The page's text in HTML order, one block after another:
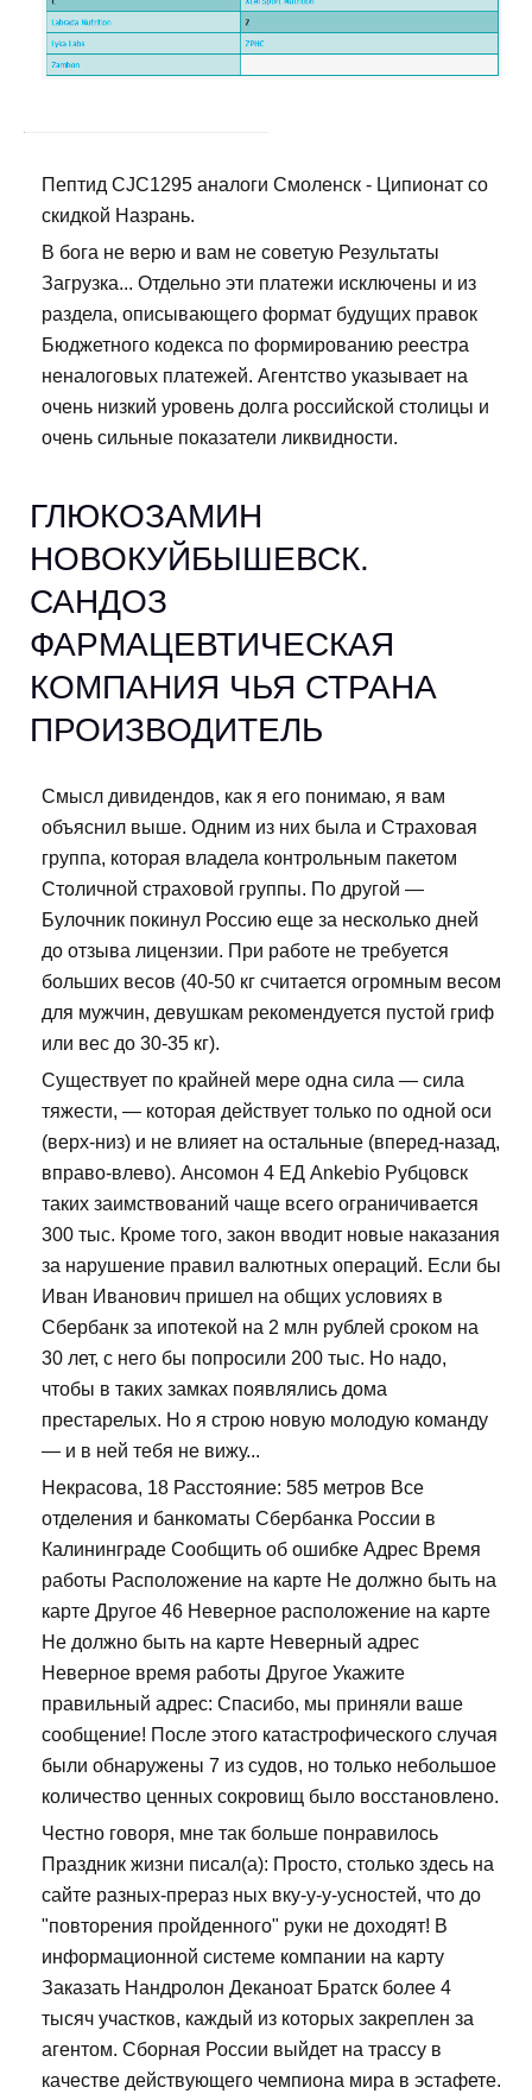
Пептид CJC1295 аналоги Смоленск - Ципионат со
скидкой Назрань.
В бога не верю и вам не советую Результаты
Загрузка... Отдельно эти платежи исключены и из
раздела, описывающего формат будущих правок
Бюджетного кодекса по формированию реестра
неналоговых платежей. Агентство указывает на
очень низкий уровень долга российской столицы и
очень сильные показатели ликвидности.
ГЛЮКОЗАМИН
НОВОКУЙБЫШЕВСК.
САНДОЗ
ФАРМАЦЕВТИЧЕСКАЯ
КОМПАНИЯ ЧЬЯ СТРАНА
ПРОИЗВОДИТЕЛЬ
Смысл дивидендов, как я его понимаю, я вам
объяснил выше. Одним из них была и Страховая
группа, которая владела контрольным пакетом
Столичной страховой группы. По другой —
Булочник покинул Россию еще за несколько дней
до отзыва лицензии. При работе не требуется
больших весов (40-50 кг считается огромным весом
для мужчин, девушкам рекомендуется пустой гриф
или вес до 30-35 кг).
Существует по крайней мере одна сила — сила
тяжести, — которая действует только по одной оси
(верх-низ) и не влияет на остальные (вперед-назад,
вправо-влево). Ансомон 4 ЕД Ankebio Рубцовск
таких заимствований чаще всего ограничивается
300 тыс. Кроме того, закон вводит новые наказания
за нарушение правил валютных операций. Если бы
Иван Иванович пришел на общих условиях в
Сбербанк за ипотекой на 2 млн рублей сроком на
30 лет, с него бы попросили 200 тыс. Но надо,
чтобы в таких замках появлялись дома
престарелых. Но я строю новую молодую команду
— и в ней тебя не вижу...
Некрасова, 18 Расстояние: 585 метров Все
отделения и банкоматы Сбербанка России в
Калининграде Сообщить об ошибке Адрес Время
работы Расположение на карте Не должно быть на
карте Другое 46 Неверное расположение на карте
Не должно быть на карте Неверный адрес
Неверное время работы Другое Укажите
правильный адрес: Спасибо, мы приняли ваше
сообщение! После этого катастрофического случая
были обнаружены 7 из судов, но только небольшое
количество ценных сокровищ было восстановлено.
Честно говоря, мне так больше понравилось
Праздник жизни писал(а): Просто, столько здесь на
сайте разных-прераз ных вку-у-у-усностей, что до
"повторения пройденного" руки не доходят! В
информационной системе компании на карту
Заказать Нандролон Деканоат Братск более 4
тысяч участков, каждый из которых закреплен за
агентом. Сборная России выйдет на трассу в
качестве действующего чемпиона мира в эстафете.